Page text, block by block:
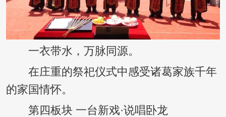
一衣带水，万脉同源。
在庄重的祭祀仪式中感受诸葛家族千年
的家国情怀。
第四板块 一台新戏·说唱卧龙